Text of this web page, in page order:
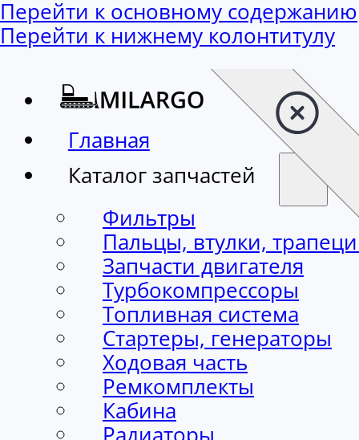
Перейти к основному содержанию
Перейти к нижнему колонтитулу
Главная
Каталог запчастей
Фильтры
Пальцы, втулки,
Запчасти двигателя
Турбокомпрессоры
Топливная система
Стартеры, генераторы
Ходовая часть
Ремкомплекты
Кабина